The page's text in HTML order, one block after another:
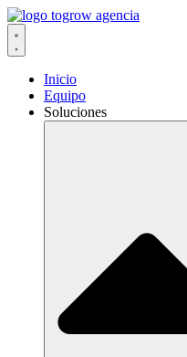
Ir
al
contenido
Inicio
Equipo
Soluciones